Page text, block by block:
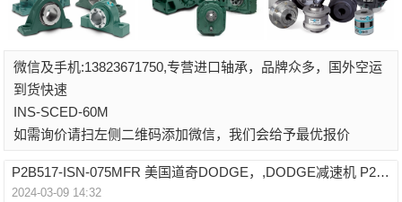
微信及手机:13823671750,专营进口轴承，品牌众多，国外空运
到货快速
INS-SCED-60M
如需询价请扫左侧二维码添加微信，我们会给予最优报价
P2B517-ISN-075MFR 美国道奇DODGE，,DODGE减速机 P2B-SC-106
2024-03-09 14:32